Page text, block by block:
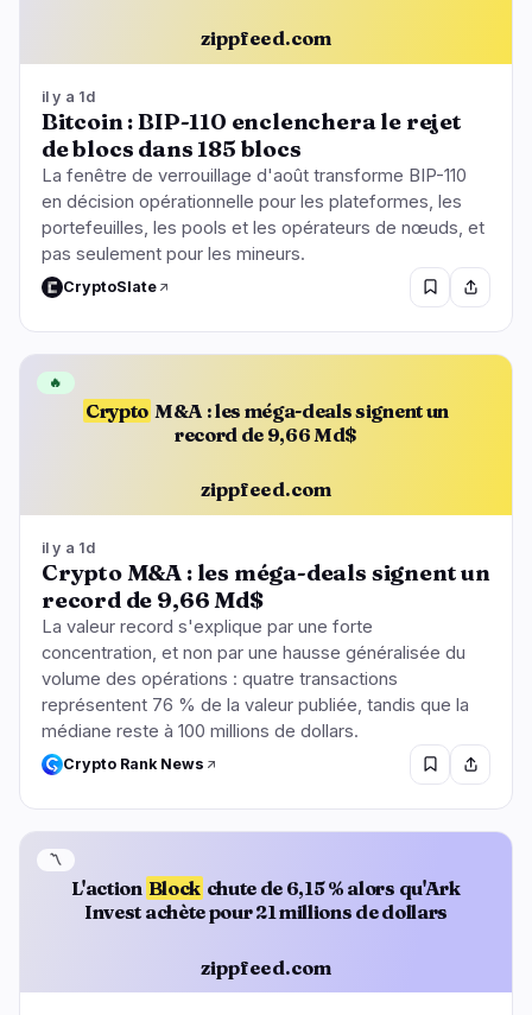
zippfeed.com
il y a 1d
Bitcoin : BIP-110 enclenchera le rejet
de blocs dans 185 blocs
La fenêtre de verrouillage d'août transforme BIP-110
en décision opérationnelle pour les plateformes, les
portefeuilles, les pools et les opérateurs de nœuds, et
pas seulement pour les mineurs.
CryptoSlate
Crypto M&A : les méga-deals signent un
record de 9,66 Md$
zippfeed.com
🔥
il y a 1d
Crypto M&A : les méga-deals signent un
record de 9,66 Md$
La valeur record s'explique par une forte
concentration, et non par une hausse généralisée du
volume des opérations : quatre transactions
représentent 76 % de la valeur publiée, tandis que la
médiane reste à 100 millions de dollars.
Crypto Rank News
L'action Block chute de 6,15 % alors qu'Ark
Invest achète pour 21 millions de dollars
zippfeed.com
〽️